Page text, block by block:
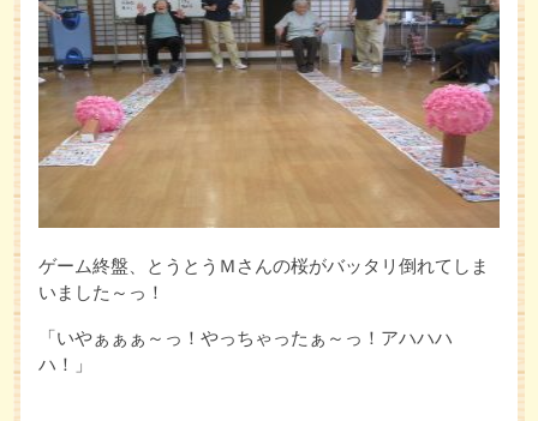
ゲーム終盤、とうとうＭさんの桜がバッタリ倒れてしま
いました～っ！
「いやぁぁぁ～っ！やっちゃったぁ～っ！アハハハ
ハ！」